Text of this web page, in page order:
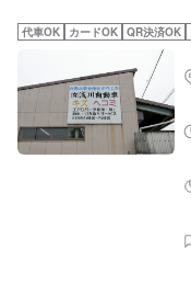
代車OK カードOK QR決済OK